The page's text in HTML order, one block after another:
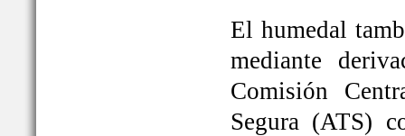
El humedal
mediante
Comisión
Segura (ATS)